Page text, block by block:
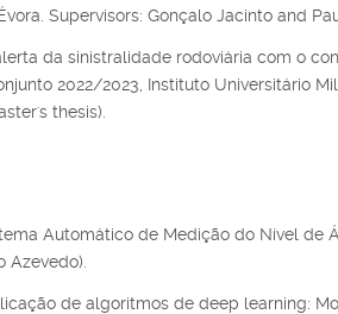
Supervisors: Gonçalo Jacinto and
da sinistralidade rodoviária com o
2022/2023, Instituto Universitário
thesis).
Automático de Medição do Nível de
Azevedo).
de algoritmos de deep learning: